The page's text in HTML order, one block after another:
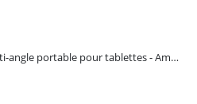
Support multi-angle portable pour tablettes - Amazon Basics